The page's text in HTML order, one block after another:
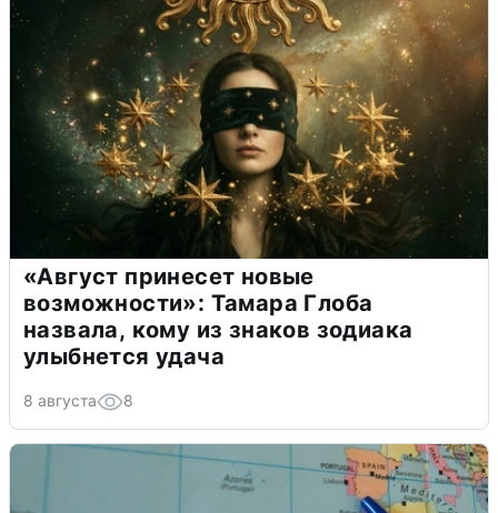
«Август принесет новые
возможности»: Тамара Глоба
назвала, кому из знаков зодиака
улыбнется удача
8 августа 8